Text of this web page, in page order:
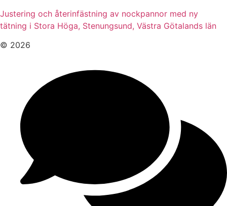
Justering och återinfästning av nockpannor med ny
tätning i Stora Höga, Stenungsund, Västra Götalands län
© 2026